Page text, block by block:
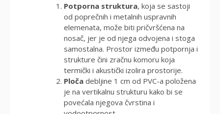
Potporna struktura, koja se sastoji
od poprečnih i metalnih uspravnih
elemenata, može biti pričvršćena na
nosač, jer je od njega odvojena i stoga
samostalna. Prostor između potpornja i
strukture čini zračnu komoru koja
termički i akustički izolira prostorije.
Ploča debljine 1 cm od PVC-a položena
je na vertikalnu strukturu kako bi se
povećala njegova čvrstina i